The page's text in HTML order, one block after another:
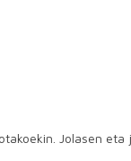
Jolasen